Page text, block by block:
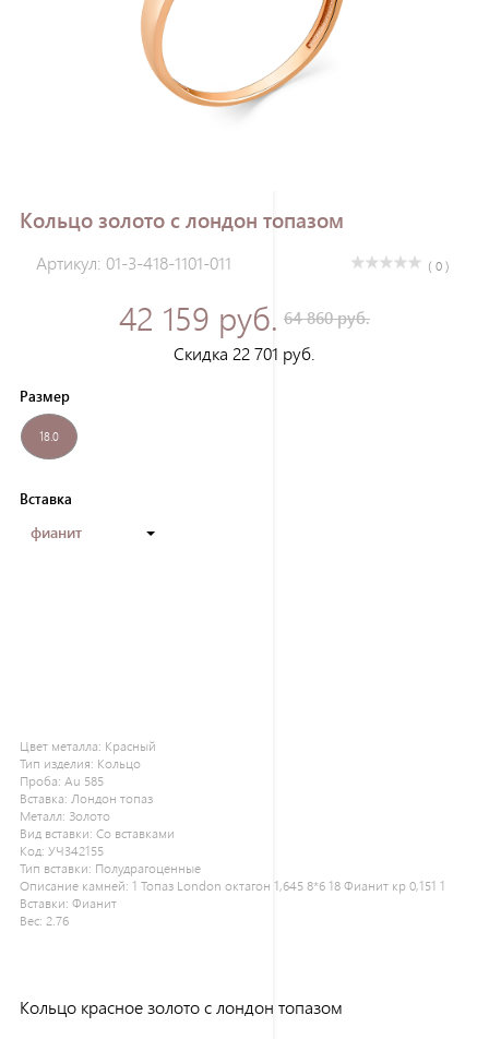
Кольцо золото с лондон топазом
Артикул: 01-3-418-1101-011 ( 0 )
42 159 руб. 64 860 руб.
Скидка 22 701 руб.
Размер
18.0
Вставка
фианит
Цвет металла: Красный
Тип изделия: Кольцо
Проба: Au 585
Вставка: Лондон топаз
Металл: Золото
Вид вставки: Со вставками
Код: УЧ342155
Тип вставки: Полудрагоценные
Описание камней: 1 Топаз London октагон 1,645 8*6 18 Фианит кр 0,151 1
Вставки: Фианит
Вес: 2.76
Кольцо красное золото с лондон топазом
Зарегистрироваться